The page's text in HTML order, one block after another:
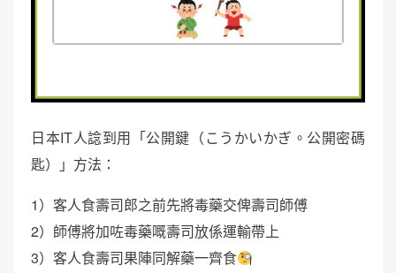
日本IT人諗到用「公開鍵（こうかいかぎ。公開密碼
匙）」方法：
1）客人食壽司郎之前先將毒藥交俾壽司師傅
2）師傅將加咗毒藥嘅壽司放係運輸帶上
3）客人食壽司果陣同解藥一齊食